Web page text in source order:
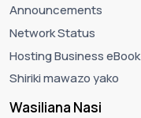
Announcements
Network Status
Hosting Business eBook
Shiriki mawazo yako
Wasiliana Nasi